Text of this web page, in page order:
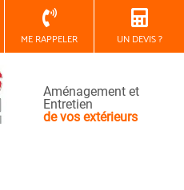
ME RAPPELER UN DEVIS ?
Aménagement et
Entretien
de vos extérieurs